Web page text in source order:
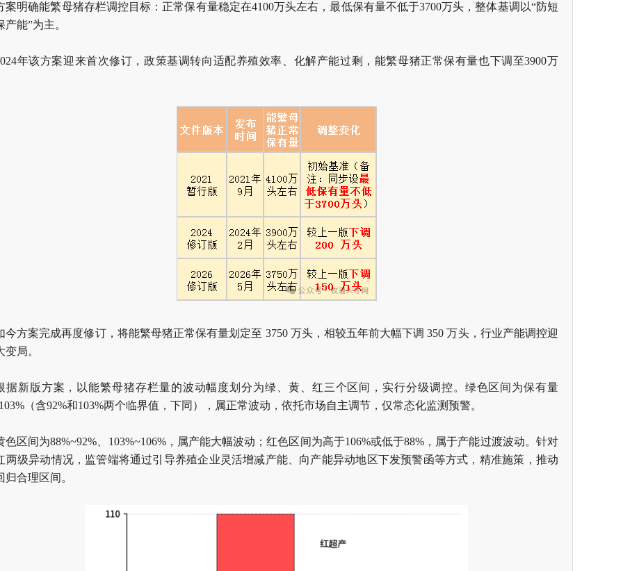
案明确能繁母猪存栏调控目标：正常保有量稳定在4100万头左右，最低保有量不低于3700万头，整体基调以“防短
产能”为主。
年该方案迎来首次修订，政策基调转向适配养殖效率、化解产能过剩，能繁母猪正常保有量也下调至3900万
今方案完成再度修订，将能繁母猪正常保有量划定至 3750 万头，相较五年前大幅下调 350 万头，行业产能调控迎
变局。
据新版方案，以能繁母猪存栏量的波动幅度划分为绿、黄、红三个区间，实行分级调控。绿色区间为保有量
（含92%和103%两个临界值，下同），属正常波动，依托市场自主调节，仅常态化监测预警。
色区间为88%~92%、103%~106%，属产能大幅波动；红色区间为高于106%或低于88%，属于产能过渡波动。针对
两级异动情况，监管端将通过引导养殖企业灵活增减产能、向产能异动地区下发预警函等方式，精准施策，推动
归合理区间。